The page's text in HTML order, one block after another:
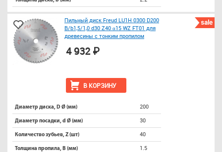
sale
Пильный диск Freud LU1H 0300 D200
B/b1,5/1,0 d30 Z40 α15 WZ FT01 для
древесины с тонким пропилом
В КОРЗИНУ
4 932 ₽
Диаметр диска, D Ø (мм) 200
Диаметр посадки, d Ø (мм) 30
Количество зубьев, Z (шт) 40
Толщина пропила, B (мм) 1.5